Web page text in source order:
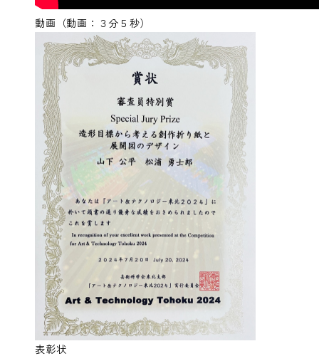
動画（動画：３分５秒）
表彰状